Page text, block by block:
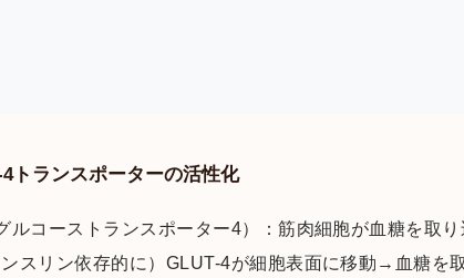
トランスポーターの活性化
ルコーストランスポーター4）：筋肉細胞が血糖を取
ンスリン依存的に）GLUT-4が細胞表面に移動→血糖を